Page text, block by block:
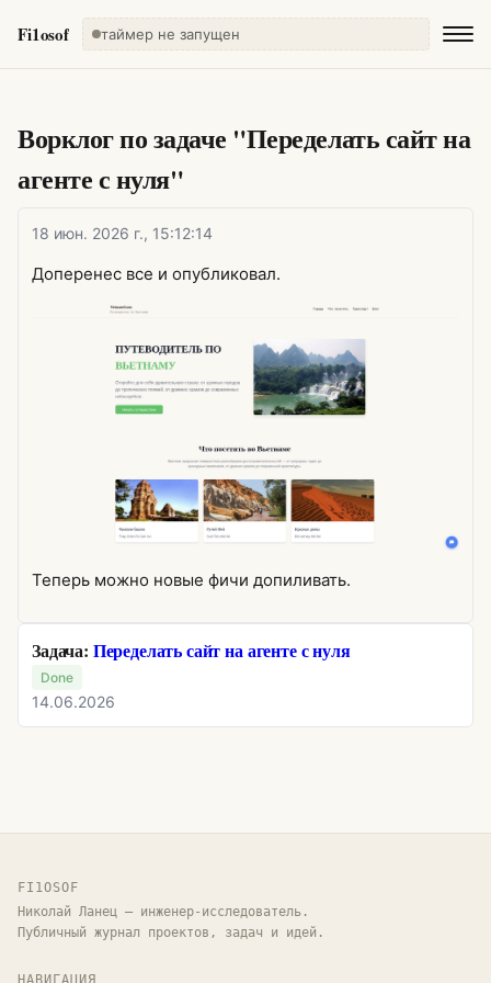
Fi1osof таймер не запущен
Ворклог по задаче "Переделать сайт на
агенте с нуля"
18 июн. 2026 г., 15:12:14
Доперенес все и опубликовал.
Теперь можно новые фичи допиливать.
Задача: Переделать сайт на агенте с нуля
Done
14.06.2026
FI1OSOF
Николай Ланец — инженер-исследователь.
Публичный журнал проектов, задач и идей.
НАВИГАЦИЯ